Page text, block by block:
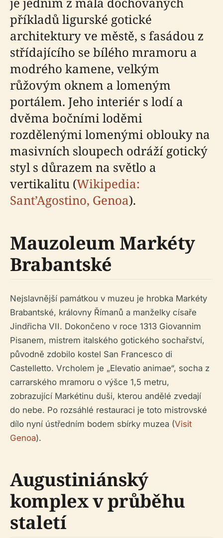
příkladů ligurské gotické
architektury ve městě, s fasádou z
střídajícího se bílého mramoru a
modrého kamene, velkým
růžovým oknem a lomeným
portálem. Jeho interiér s lodí a
dvěma bočními loděmi
rozdělenými lomenými oblouky na
masivních sloupech odráží gotický
styl s důrazem na světlo a
vertikalitu (Wikipedia:
Sant’Agostino, Genoa).
Mauzoleum Markéty
Brabantské
Nejslavnější památkou v muzeu je hrobka Markéty
Brabantské, královny Římanů a manželky císaře
Jindřicha VII. Dokončeno v roce 1313 Giovannim
Pisanem, mistrem italského gotického sochařství,
původně zdobilo kostel San Francesco di
Castelletto. Vrcholem je „Elevatio animae“, socha z
carrarského mramoru o výšce 1,5 metru,
zobrazující Markétinu duši, kterou andělé zvedají
do nebe. Po rozsáhlé restauraci je toto mistrovské
dílo nyní ústředním bodem sbírky muzea (Visit
Genoa).
Augustiniánský
komplex v průběhu
staletí